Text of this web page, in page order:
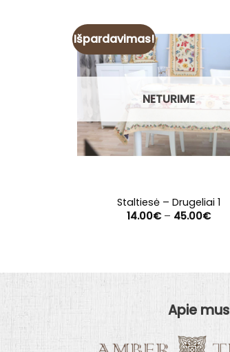
Išpardavimas!
NETURIME
Staltiesė – Drugeliai 1
14.00€ – 45.00€Price
Apie mus